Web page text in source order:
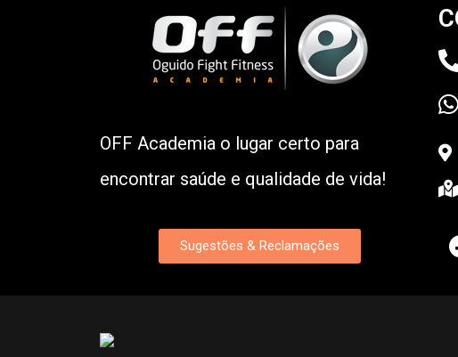
OFF Academia o lugar certo para
encontrar saúde e qualidade de vida!
Sugestões & Reclamações